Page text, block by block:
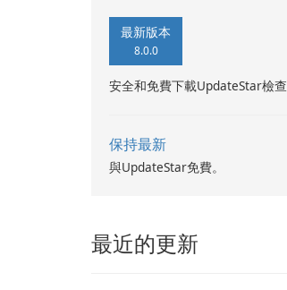
最新版本
8.0.0
安全和免費下載UpdateStar檢查
保持最新
與UpdateStar免費。
最近的更新